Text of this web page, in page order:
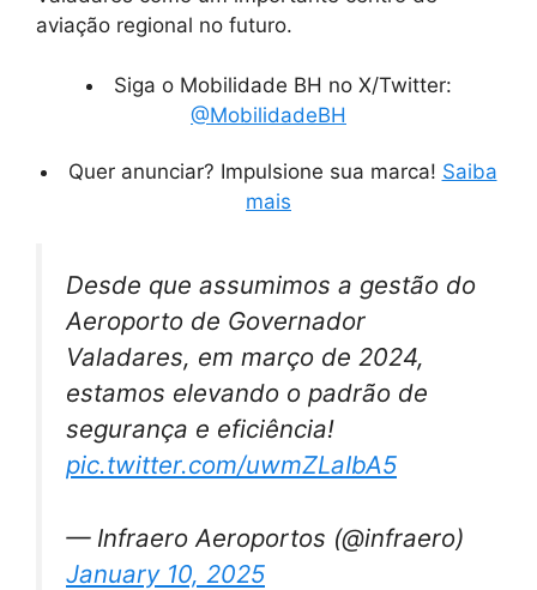
aviação regional no futuro.
Siga o Mobilidade BH no X/Twitter:
@MobilidadeBH
Quer anunciar? Impulsione sua marca! Saiba
mais
Desde que assumimos a gestão do
Aeroporto de Governador
Valadares, em março de 2024,
estamos elevando o padrão de
segurança e eficiência!
pic.twitter.com/uwmZLaIbA5
— Infraero Aeroportos (@infraero)
January 10, 2025